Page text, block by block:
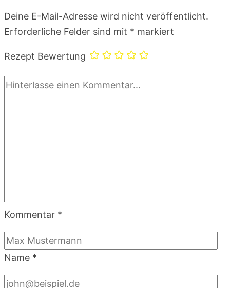
Deine E-Mail-Adresse wird nicht veröffentlicht.
Erforderliche Felder sind mit * markiert
Rezept Bewertung
Kommentar *
Name *